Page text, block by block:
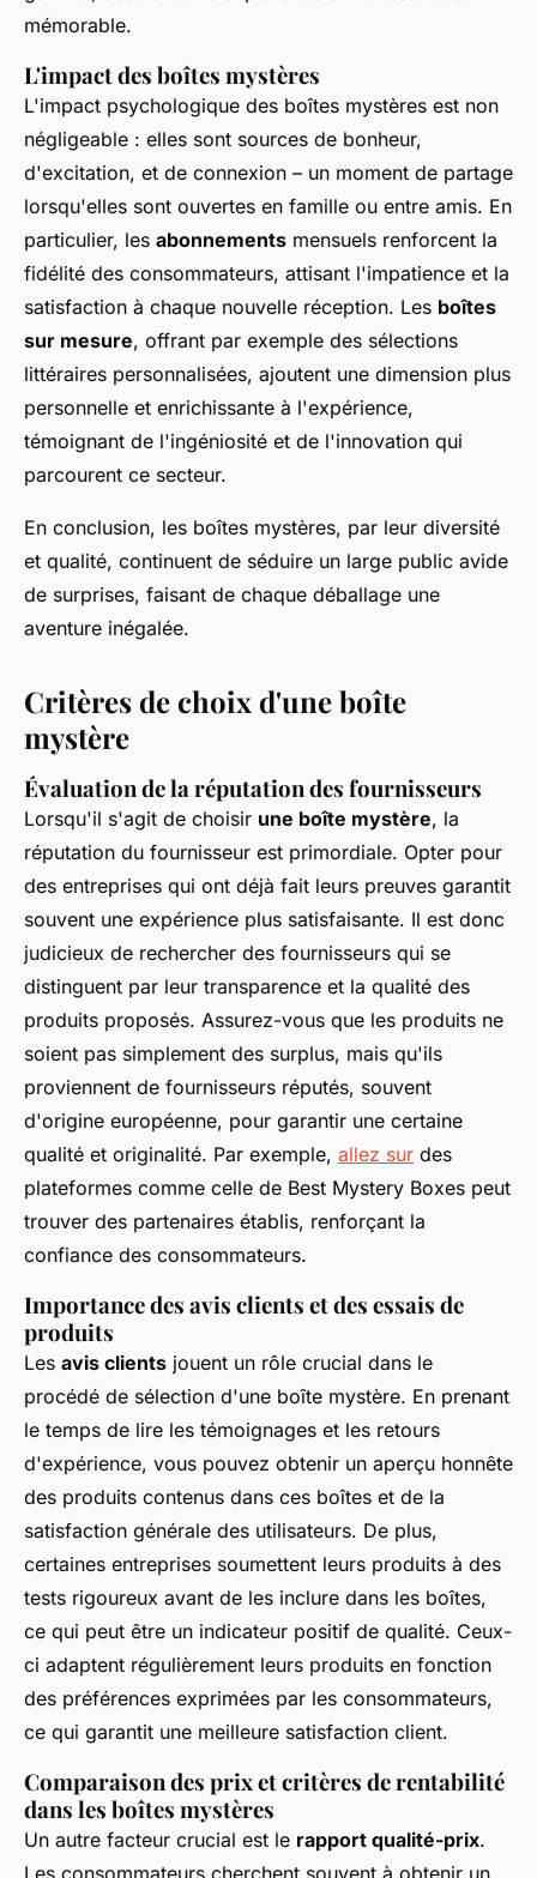
mémorable.
L'impact des boîtes mystères
L'impact psychologique des boîtes mystères est non
négligeable : elles sont sources de bonheur,
d'excitation, et de connexion – un moment de partage
lorsqu'elles sont ouvertes en famille ou entre amis. En
particulier, les abonnements mensuels renforcent la
fidélité des consommateurs, attisant l'impatience et la
satisfaction à chaque nouvelle réception. Les boîtes
sur mesure, offrant par exemple des sélections
littéraires personnalisées, ajoutent une dimension plus
personnelle et enrichissante à l'expérience,
témoignant de l'ingéniosité et de l'innovation qui
parcourent ce secteur.
En conclusion, les boîtes mystères, par leur diversité
et qualité, continuent de séduire un large public avide
de surprises, faisant de chaque déballage une
aventure inégalée.
Critères de choix d'une boîte
mystère
Évaluation de la réputation des fournisseurs
Lorsqu'il s'agit de choisir une boîte mystère, la
réputation du fournisseur est primordiale. Opter pour
des entreprises qui ont déjà fait leurs preuves garantit
souvent une expérience plus satisfaisante. Il est donc
judicieux de rechercher des fournisseurs qui se
distinguent par leur transparence et la qualité des
produits proposés. Assurez-vous que les produits ne
soient pas simplement des surplus, mais qu'ils
proviennent de fournisseurs réputés, souvent
d'origine européenne, pour garantir une certaine
qualité et originalité. Par exemple, allez sur des
plateformes comme celle de Best Mystery Boxes peut
trouver des partenaires établis, renforçant la
confiance des consommateurs.
Importance des avis clients et des essais de
produits
Les avis clients jouent un rôle crucial dans le
procédé de sélection d'une boîte mystère. En prenant
le temps de lire les témoignages et les retours
d'expérience, vous pouvez obtenir un aperçu honnête
des produits contenus dans ces boîtes et de la
satisfaction générale des utilisateurs. De plus,
certaines entreprises soumettent leurs produits à des
tests rigoureux avant de les inclure dans les boîtes,
ce qui peut être un indicateur positif de qualité. Ceux-
ci adaptent régulièrement leurs produits en fonction
des préférences exprimées par les consommateurs,
ce qui garantit une meilleure satisfaction client.
Comparaison des prix et critères de rentabilité
dans les boîtes mystères
Un autre facteur crucial est le rapport qualité-prix.
Les consommateurs cherchent souvent à obtenir un